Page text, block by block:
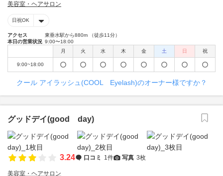
美容室・ヘアサロン
日祝OK
アクセス
東垂水駅から880m （徒歩11分）
本日の営業状況 9:00〜18:00
月
火 水 木 金 土 日 祝
9:00~18:00
クール アイラッシュ(COOL Eyelash)のオーナー様ですか？
グッドデイ(good day)
3.24 口コミ 1件 写真 3枚
美容室・ヘアサロン